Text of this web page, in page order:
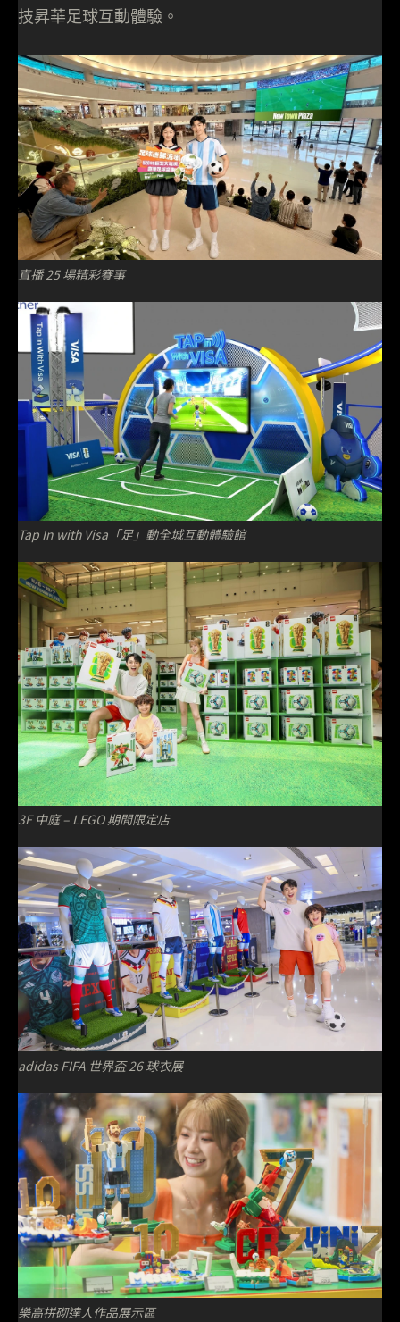
技昇華足球互動體驗。
直播 25 場精彩賽事
Tap In with Visa「足」動全城互動體驗館
3F 中庭 – LEGO 期間限定店
adidas FIFA 世界盃 26 球衣展
樂高拼砌達人作品展示區